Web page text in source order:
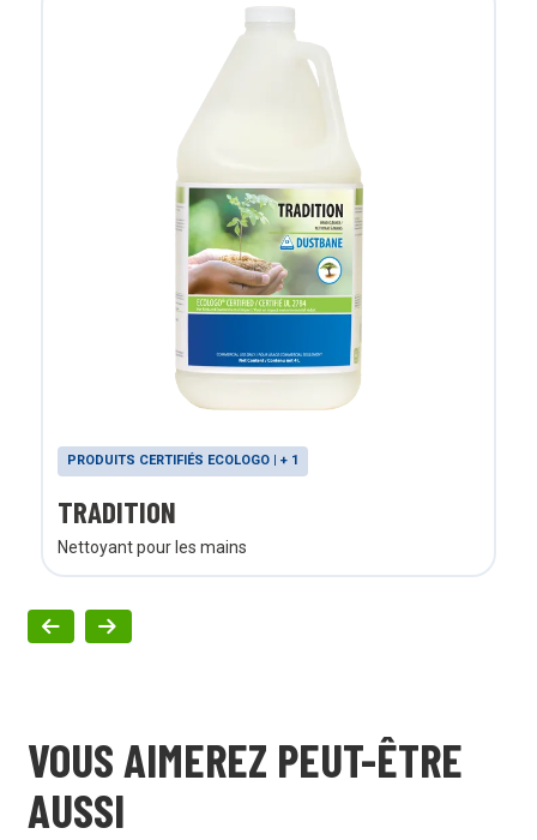
PRODUITS CERTIFIÉS ECOLOGO | + 1
TRADITION
Nettoyant pour les mains
VOUS AIMEREZ PEUT-ÊTRE
AUSSI